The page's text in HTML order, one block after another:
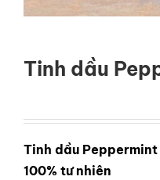
LIÊN HỆ
GỌI NGAY
Tinh dầu
Tinh dầu
100% tư nhiên